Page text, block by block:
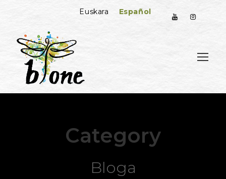
Euskara Español
Category
Bloga